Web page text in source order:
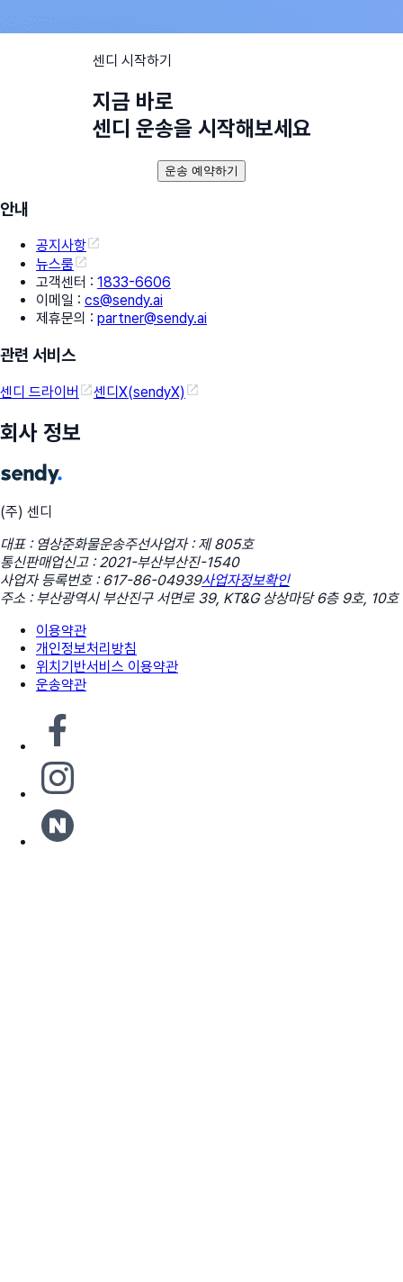
센디 시작하기
지금 바로
센디 운송을 시작해보세요
운송 예약하기
안내
공지사항
뉴스룸
고객센터 : 1833-6606
이메일 : cs@sendy.ai
제휴문의 : partner@sendy.ai
관련 서비스
센디 드라이버 센디X(sendyX)
회사 정보
(주) 센디
대표 : 염상준화물운송주선사업자 : 제 805호
통신판매업신고 : 2021-부산부산진-1540
사업자 등록번호 : 617-86-04939사업자정보확인
주소 : 부산광역시 부산진구 서면로 39, KT&G 상상마당 6층 9호, 10호
이용약관
개인정보처리방침
위치기반서비스 이용약관
운송약관